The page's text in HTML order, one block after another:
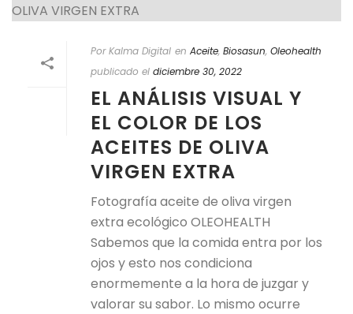
Por Kalma Digital en Aceite, Biosasun, Oleohealth
publicado el diciembre 30, 2022
EL ANÁLISIS VISUAL Y
EL COLOR DE LOS
ACEITES DE OLIVA
VIRGEN EXTRA
Fotografía aceite de oliva virgen
extra ecológico OLEOHEALTH
Sabemos que la comida entra por los
ojos y esto nos condiciona
enormemente a la hora de juzgar y
valorar su sabor. Lo mismo ocurre